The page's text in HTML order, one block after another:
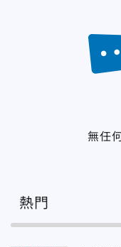
無任
熱門